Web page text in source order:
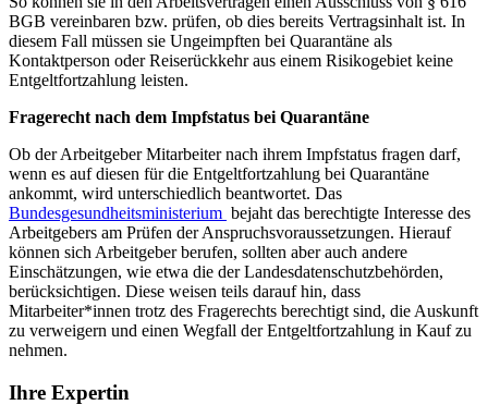
BGB vereinbaren bzw. prüfen, ob dies bereits Vertragsinhalt ist. In
diesem Fall müssen sie Ungeimpften bei Quarantäne als
Kontaktperson oder Reiserückkehr aus einem Risikogebiet keine
Entgeltfortzahlung leisten.
Fragerecht nach dem Impfstatus bei Quarantäne
Ob der Arbeitgeber Mitarbeiter nach ihrem Impfstatus fragen darf,
wenn es auf diesen für die Entgeltfortzahlung bei Quarantäne
ankommt, wird unterschiedlich beantwortet. Das
Bundesgesundheitsministerium bejaht das berechtigte Interesse des
Arbeitgebers am Prüfen der Anspruchsvoraussetzungen. Hierauf
können sich Arbeitgeber berufen, sollten aber auch andere
Einschätzungen, wie etwa die der Landesdatenschutzbehörden,
berücksichtigen. Diese weisen teils darauf hin, dass
Mitarbeiter*innen trotz des Fragerechts berechtigt sind, die Auskunft
zu verweigern und einen Wegfall der Entgeltfortzahlung in Kauf zu
nehmen.
Ihre Expertin